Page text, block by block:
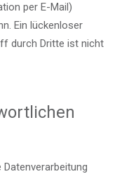
per E-Mail)
Ein lückenloser
durch Dritte ist nicht